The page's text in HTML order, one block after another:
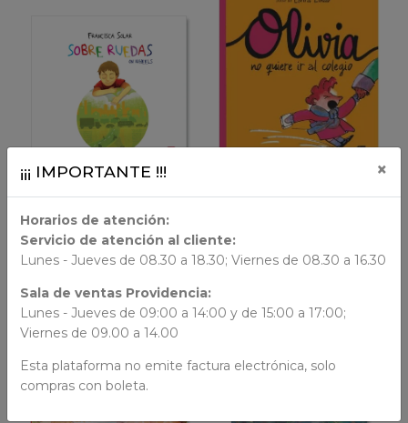
VER DETALLES
AÑADIR AL CARRO
Sobre ruedas
$ 14.990
VER DETALLES
Cuentos de Ahora
Olivia no quiere ir al
$ 11.990
¡¡¡ IMPORTANTE !!! ×
Horarios de atención:
Servicio de atención al cliente:
Lunes - Jueves de 08.30 a 18.30; Viernes de 08.30 a 16.30
Sala de ventas Providencia:
Lunes - Jueves de 09:00 a 14:00 y de 15:00 a 17:00;
Viernes de 09.00 a 14.00
Esta plataforma no emite factura electrónica, solo
compras con boleta.